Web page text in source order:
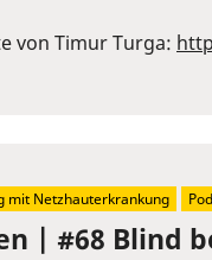
von Timur Turga:
| #68 Blind
mit Netzhauterkrankung